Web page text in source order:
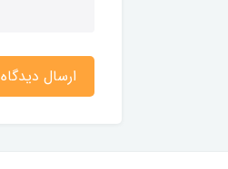
ارسال دیدگاه